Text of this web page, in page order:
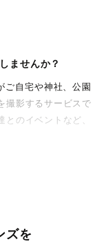
ませんか？
ご自宅や神社、公園
撮影するサービスで
のイベントなど、
も見返したくなるよ
の価格設定です。オ
ズを